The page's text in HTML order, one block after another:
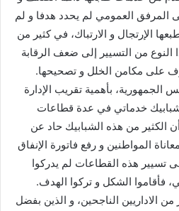
المرفق العمومي لم يحدد هدفا و لم
الإرتجال و الارتباك، في كثير من
النوع من التسيير إلى ضعف الرقابة
على مكامن الخلل و تصحيحها.
الجمهورية، بأهمية تقريب الإدارة
خدماتي في عدة قطاعات
أن الكثير من هذه الشبابيك حاد عن
المواطنين و رفع فاتورة الإنفاق
تسيير هذه القطاعات لم يدركوا
فأقاموا الشكل و تركوا الهدف.
الاداريين الناجحين، و الذين بفضل